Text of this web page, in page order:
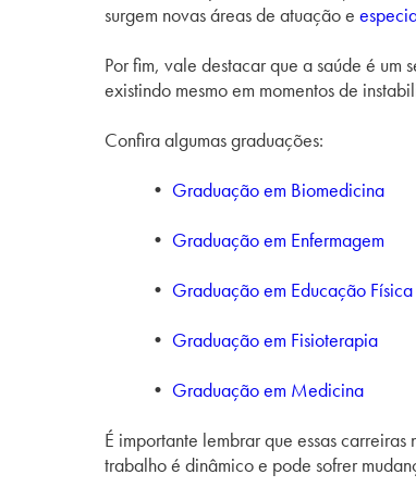
surgem novas áreas de atuação e
Por fim, vale destacar que a saúde é um
existindo mesmo em momentos de
Confira algumas graduações:
• Graduação em Biomedicina
• Graduação em Enfermagem
• Graduação em Educação Física
• Graduação em Fisioterapia
• Graduação em Medicina
É importante lembrar que essas
trabalho é dinâmico e pode sofrer